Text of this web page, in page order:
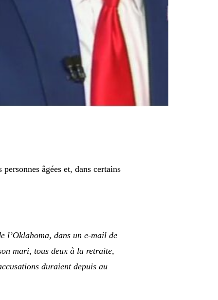
âgées et, dans certains
l’Oklahoma, dans un e-mail de
mari, tous deux à la retraite,
duraient depuis au